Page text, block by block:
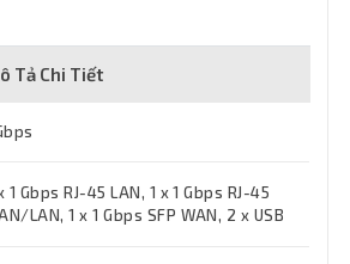
Tả Chi Tiết
1 Gbps RJ-45 LAN, 1 x 1 Gbps RJ-45
LAN, 1 x 1 Gbps SFP WAN, 2 x USB